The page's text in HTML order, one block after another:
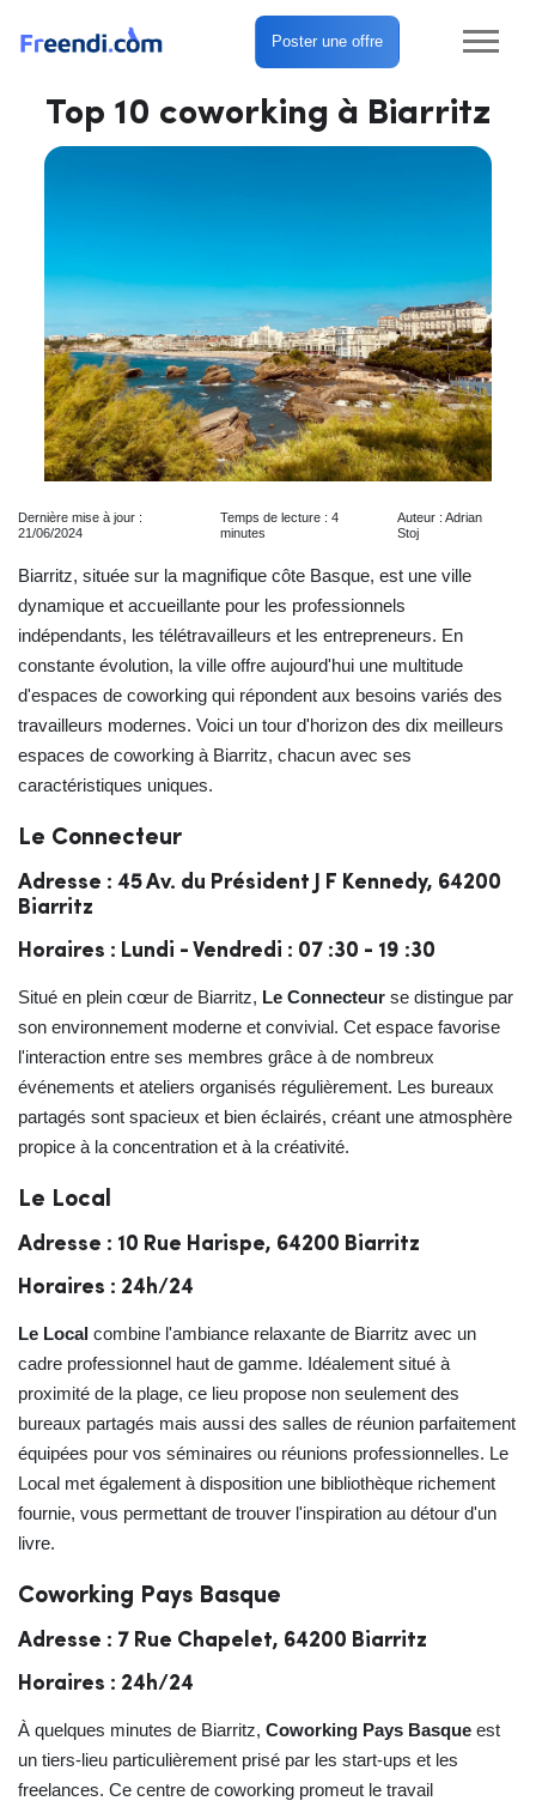
Poster une offre
Top 10 coworking à Biarritz
Dernière mise à jour :
21/06/2024
Temps de lecture : 4
minutes
Auteur : Adrian
Stoj
Biarritz, située sur la magnifique côte Basque, est une ville
dynamique et accueillante pour les professionnels
indépendants, les télétravailleurs et les entrepreneurs. En
constante évolution, la ville offre aujourd'hui une multitude
d'espaces de coworking qui répondent aux besoins variés des
travailleurs modernes. Voici un tour d'horizon des dix meilleurs
espaces de coworking à Biarritz, chacun avec ses
caractéristiques uniques.
Le Connecteur
Adresse : 45 Av. du Président J F Kennedy, 64200
Biarritz
Horaires : Lundi - Vendredi : 07 :30 - 19 :30
Situé en plein cœur de Biarritz, Le Connecteur se distingue par
son environnement moderne et convivial. Cet espace favorise
l'interaction entre ses membres grâce à de nombreux
événements et ateliers organisés régulièrement. Les bureaux
partagés sont spacieux et bien éclairés, créant une atmosphère
propice à la concentration et à la créativité.
Le Local
Adresse : 10 Rue Harispe, 64200 Biarritz
Horaires : 24h/24
Le Local combine l'ambiance relaxante de Biarritz avec un
cadre professionnel haut de gamme. Idéalement situé à
proximité de la plage, ce lieu propose non seulement des
bureaux partagés mais aussi des salles de réunion parfaitement
équipées pour vos séminaires ou réunions professionnelles. Le
Local met également à disposition une bibliothèque richement
fournie, vous permettant de trouver l'inspiration au détour d'un
livre.
Coworking Pays Basque
Adresse : 7 Rue Chapelet, 64200 Biarritz
Horaires : 24h/24
À quelques minutes de Biarritz, Coworking Pays Basque est
un tiers-lieu particulièrement prisé par les start-ups et les
freelances. Ce centre de coworking promeut le travail